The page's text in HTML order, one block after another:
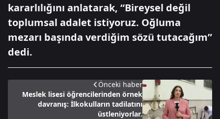
kararlılığını anlatarak, “Bireysel değil
toplumsal adalet istiyoruz. Oğluma
mezarı başında verdiğim sözü tutacağım”
dedi.
Önceki haber
Meslek lisesi öğrencilerinden örnek
davranış: İlkokulların tadilatını
üstleniyorlar.